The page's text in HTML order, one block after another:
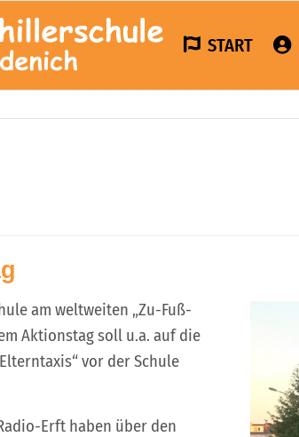
START
am weltweiten „Zu-Fuß-
Aktionstag soll u.a. auf die
vor der Schule
Erft haben über den